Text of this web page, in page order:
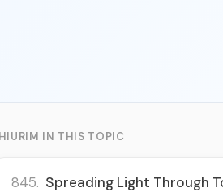
IN THIS TOPIC
845. Spreading Light Through